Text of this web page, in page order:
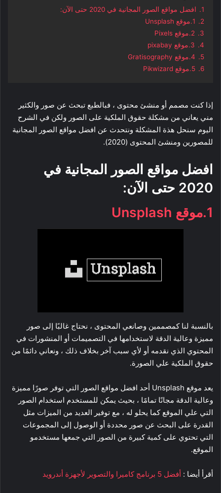
1.
افضل مواقع الصور المجانية في 2020 حتى الآن:
2.
1.موقع Unsplash
3.
2.موقع Pixels
4.
3.موقع pixabay
5.
4.موقع Gratisography
6.
5.موقع Pikwizard
إذا كنت مصمم أو منشئ محتوى ، فبالطبع تبحث عن صور والكثير
مني يعاني من مشكلة حقوق الملكية على الصور ولكن في الشرح
اليوم سنحل هذة المشكلة ونتحدث عن افضل مواقع الصور المجانية
للمصورين ومنشئ المحتوى (2020).
افضل مواقع الصور المجانية في
2020 حتى الآن:
1.موقع Unsplash
بالنسبة لنا كمصممين وصانعي المحتوى ، نحتاج غالبًا إلى صور
مميزة وعالية الدقة لاستخدامها في التصميمات أو المنشورات في
المحتوي الذي نقدمه أو لأي سبب آخر بخلاف ذلك ، ونعاني دائمًا من
حقوق الملكية علي الصورة.
يعد موقع Unsplash أحد افضل مواقع الصور التي توفر صورًا مميزة
وعالية الدقة مجانًا تمامًا ، بحيث يمكن للمستخدم استخدام الصور
التي علي الموقع كما يحلو له ، مع توفير العديد من الميزات مثل
القدرة على البحث عن صور محددة أو الوصول إلى المجموعات
التي تحتوي على كمية كبيرة من الصور التي جمعها مستخدمو
الموقع.
أقرأ أيضا : أفضل 5 برنامج كاميرا والتصوير لأجهزة أندرويد